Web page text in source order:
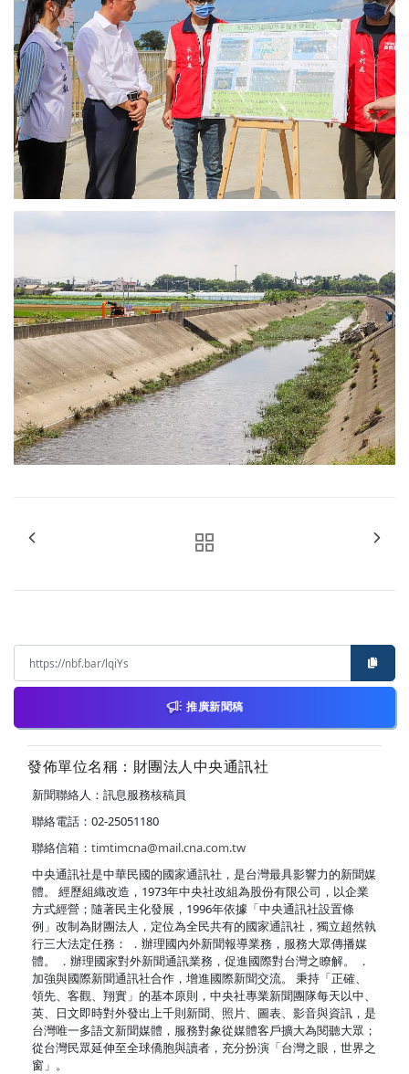
推廣新聞稿
發佈單位名稱：財團法人中央通訊社
新聞聯絡人：訊息服務核稿員
聯絡電話：02-25051180
聯絡信箱： timtimcna@mail.cna.com.tw
中央通訊社是中華民國的國家通訊社，是台灣最具影響力的新聞媒
體。 經歷組織改造，1973年中央社改組為股份有限公司，以企業
方式經營；隨著民主化發展，1996年依據「中央通訊社設置條
例」改制為財團法人，定位為全民共有的國家通訊社，獨立超然執
行三大法定任務： ．辦理國內外新聞報導業務，服務大眾傳播媒
體。 ．辦理國家對外新聞通訊業務，促進國際對台灣之瞭解。 ．
加強與國際新聞通訊社合作，增進國際新聞交流。 秉持「正確、
領先、客觀、翔實」的基本原則，中央社專業新聞團隊每天以中、
英、日文即時對外發出上千則新聞、照片、圖表、影音與資訊，是
台灣唯一多語文新聞媒體，服務對象從媒體客戶擴大為閱聽大眾；
從台灣民眾延伸至全球僑胞與讀者，充分扮演「台灣之眼，世界之
窗」。